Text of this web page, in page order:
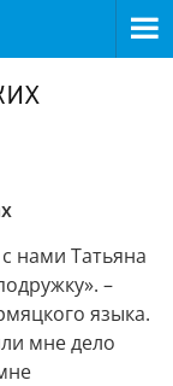
нами Татьяна
–
языка.
мне дело